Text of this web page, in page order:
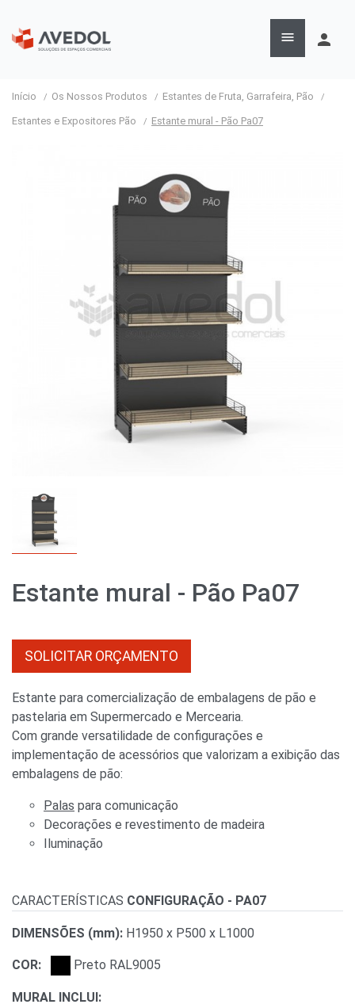
 person
Início Os Nossos Produtos Estantes de Fruta, Garrafeira, Pão
Estantes e Expositores Pão Estante mural - Pão Pa07
Estante mural - Pão Pa07
SOLICITAR ORÇAMENTO
Estante para comercialização de embalagens de pão e
pastelaria em Supermercado e Mercearia.
Com grande versatilidade de configurações e
implementação de acessórios que valorizam a exibição das
embalagens de pão:
Palas para comunicação
Decorações e revestimento de madeira
Iluminação
CARACTERÍSTICAS CONFIGURAÇÃO - PA07
DIMENSÕES (mm): H1950 x P500 x L1000
COR: Preto RAL9005
MURAL INCLUI: